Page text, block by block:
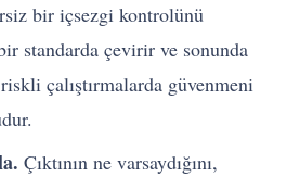
bir içsezgi kontrolünü
standarda çevirir ve sonunda
çalıştırmalarda güvenmeni
Çıktının ne varsaydığını,